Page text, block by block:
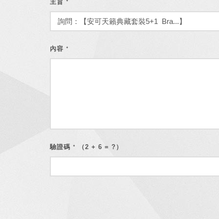
主旨 *
內容 *
驗證碼 * （2 + 6 = ?）